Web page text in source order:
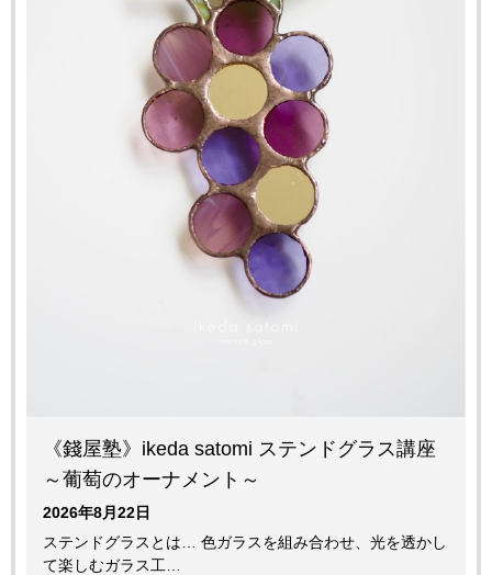
《錢屋塾》ikeda satomi ステンドグラス講座
～葡萄のオーナメント～
2026年8月22日
ステンドグラスとは… 色ガラスを組み合わせ、光を透かし
て楽しむガラス工…